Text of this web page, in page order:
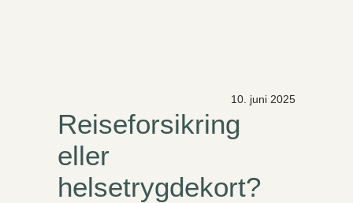
Reiseforsikring
eller
helsetrygdekort?
10. juni 2025